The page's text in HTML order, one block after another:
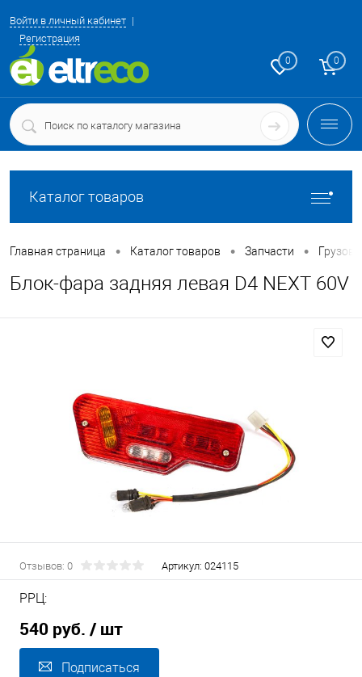
Войти в личный кабинет
Регистрация
0 0
Каталог товаров
Главная страница • Каталог товаров • Запчасти •
Блок-фара задняя левая D4 NEXT 60V
Отзывов: 0 Артикул: 024115
РРЦ:
540 руб. / шт
Подписаться